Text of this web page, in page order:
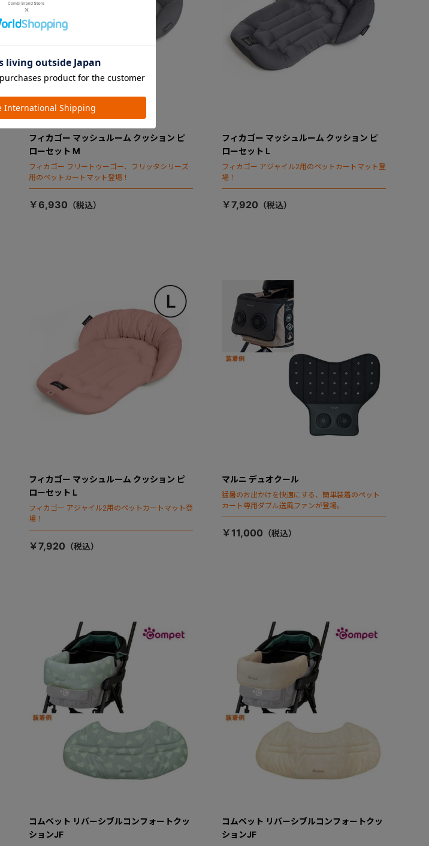
フィカゴー マッシュルーム クッション ピ
ローセット M
フィカゴー フリートゥーゴー、フリッタシリーズ
用のペットカートマット登場！
￥6,930
フィカゴー マッシュルーム クッション ピ
ローセット L
フィカゴー アジャイル2用のペットカートマット登
場！
￥7,920
フィカゴー マッシュルーム クッション ピ
ローセット L
フィカゴー アジャイル2用のペットカートマット登
場！
￥7,920
マルニ デュオクール
猛暑のお出かけを快適にする、簡単装着のペット
カート専用ダブル送風ファンが登場。
￥11,000
コムペット リバーシブルコンフォートクッ
ションJF
コムペット リバーシブルコンフォートクッ
ションJF